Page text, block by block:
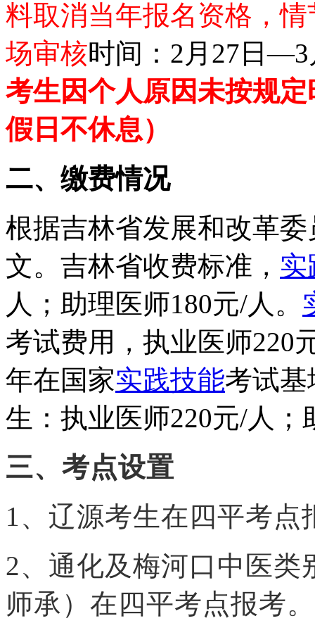
料取消当年报名资格，
场审核时间： 2月27日—3
考生因个人原因未按规
假日不休息）
二、缴费情况
根据吉林省发展和改革
文。吉林省收费标准， 实
人；助理医师180元/人。
考试费用，执业医师220
年在国家实践技能考试
生：执业医师220元/人；
三、考点设置
1、辽源考生在四平考点
2、通化及梅河口中医
师承）在四平考点报考。